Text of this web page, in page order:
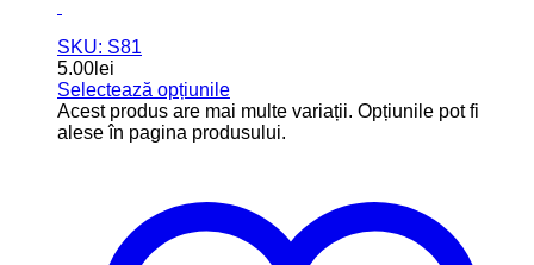
SKU: S81
5.00 lei
Selectează opțiunile
Acest produs are mai multe variații. Opțiunile pot fi
alese în pagina produsului.